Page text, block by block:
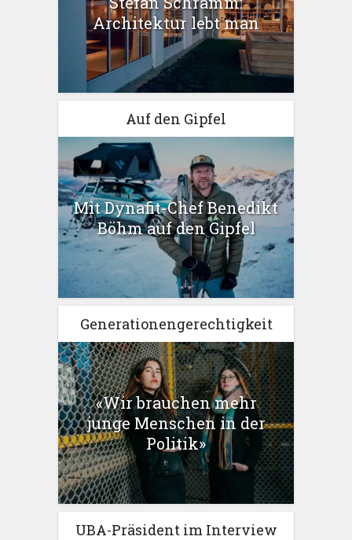
Architektur lebt man
Auf den Gipfel
Mit Dynafit-Chef Benedikt
Böhm auf den Gipfel
Generationengerechtigkeit
«Wir brauchen mehr
junge Menschen in der
Politik»
UBA-Präsident im Interview